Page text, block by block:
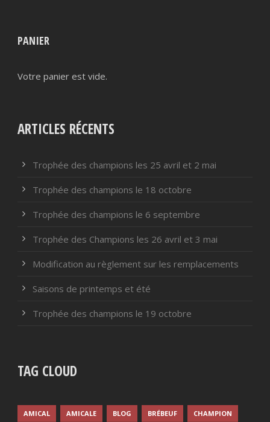
PANIER
Votre panier est vide.
ARTICLES RÉCENTS
Trophée des champions les 25 avril et 2 mai
Trophée des champions le 18 octobre
Trophée des champions le 6 septembre
Trophée des Champions les 26 avril et 3 mai
Modification au règlement sur les remplacements
Saisons de printemps et été
Trophée des champions le 19 octobre
TAG CLOUD
AMICAL AMICALE BLOG BRÉBEUF CHAMPION